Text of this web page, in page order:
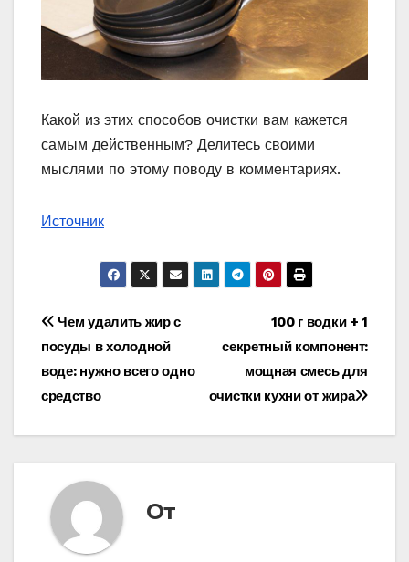
Какой из этих способов очистки вам кажется
самым действенным? Делитесь своими
мыслями по этому поводу в комментариях.
Источник
Навигация
по
записям
100 г водки + 1
секретный компонент:
мощная смесь для
очистки кухни от жира
Чем удалить жир с
посуды в холодной
воде: нужно всего одно
средство
От